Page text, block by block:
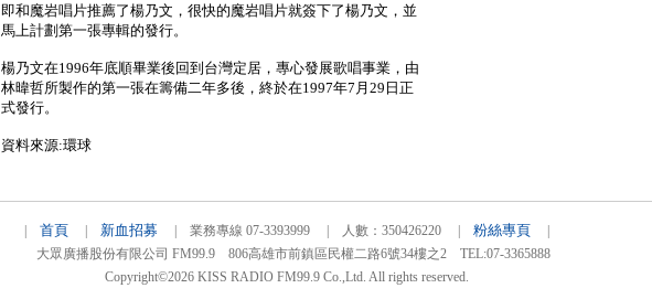
即和魔岩唱片推薦了楊乃文，很快的魔岩唱片就簽下了楊乃文，並
馬上計劃第一張專輯的發行。
楊乃文在1996年底順畢業後回到台灣定居，專心發展歌唱事業，由
林暐哲所製作的第一張在籌備二年多後，終於在1997年7月29日正
式發行。
資料來源:環球
首頁 新血招募 | 業務專線 07-3393999 | 人數：350426220 | 粉絲專頁
大眾廣播股份有限公司 FM99.9 806高雄市前鎮區民權二路6號34樓之2 TEL:07-3365888
Copyright©2026 KISS RADIO FM99.9 Co.,Ltd. All rights reserved.